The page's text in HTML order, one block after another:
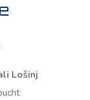
Lošinj